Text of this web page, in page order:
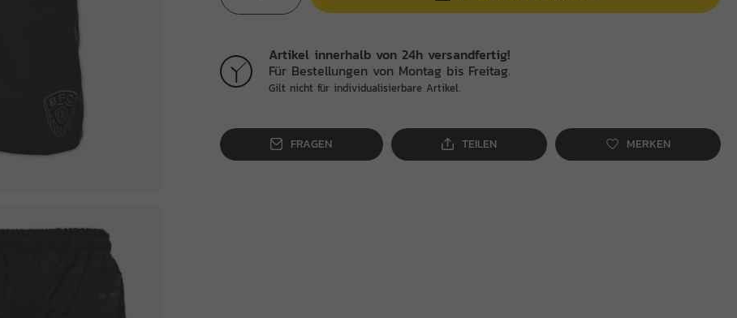
Artikel innerhalb von 24h versandfertig!
Für Bestellungen von Montag bis Freitag.
Gilt nicht für individualisierbare Artikel.
FRAGEN TEILEN MERKEN